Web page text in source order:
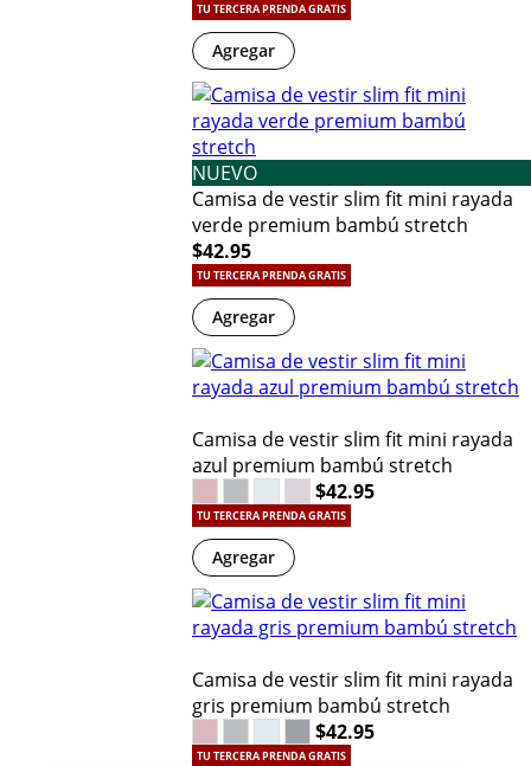
TU TERCERA PRENDA GRATIS
Agregar
NUEVO
Camisa de vestir slim fit mini rayada
verde premium bambú stretch
$42.95
TU TERCERA PRENDA GRATIS
Agregar
Camisa de vestir slim fit mini rayada
azul premium bambú stretch
$42.95
TU TERCERA PRENDA GRATIS
Agregar
Camisa de vestir slim fit mini rayada
gris premium bambú stretch
$42.95
TU TERCERA PRENDA GRATIS